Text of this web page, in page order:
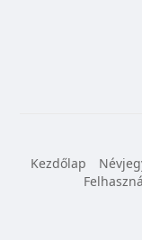
Kezdőlap